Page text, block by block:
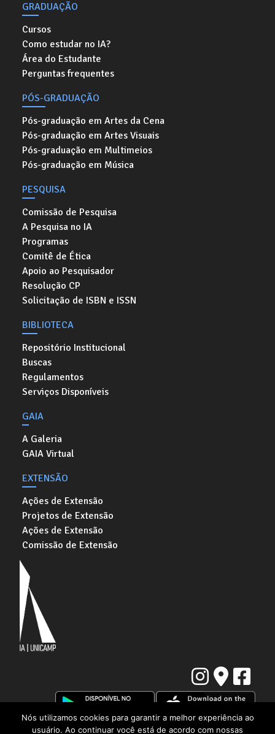
GRADUAÇÃO
Cursos
Como estudar no IA?
Área do Estudante
Perguntas frequentes
PÓS-GRADUAÇÃO
Pós-graduação em Artes da Cena
Pós-graduação em Artes Visuais
Pós-graduação em Multimeios
Pós-graduação em Música
PESQUISA
Comissão de Pesquisa
A Pesquisa no IA
Programas
Comitê de Ética
Apoio ao Pesquisador
Resolução CP
Solicitação de ISBN e ISSN
BIBLIOTECA
Repositório Institucional
Buscas
Regulamentos
Serviços Disponíveis
GAIA
A Galeria
GAIA Virtual
EXTENSÃO
Ações de Extensão
Projetos de Extensão
Ações de Extensão
Comissão de Extensão
Instituto de Artes da Universidade Estadual de Campinas
Nós utilizamos cookies para garantir a melhor experiência ao
usuário. Ao continuar você está de acordo com nossas